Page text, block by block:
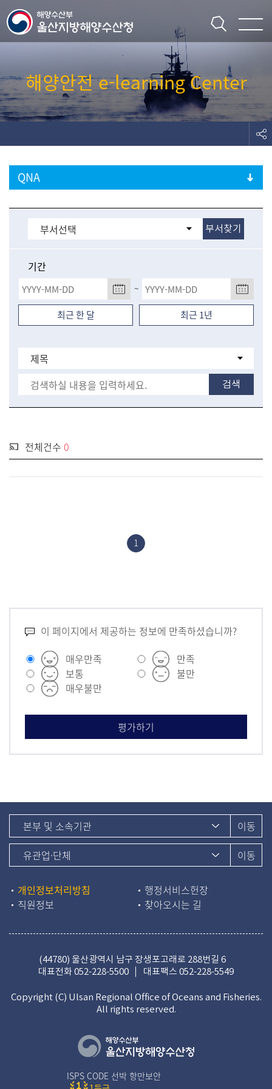
해양안전 e-learning Center
알림마당
오염
해양사고
기타
QNA
기간
~
최근 한 달 최근 1년
전체건수 0
1
이 페이지에서 제공하는 정보에 만족하셨습니까?
매우만족
만족
보통
불만
매우불만
ISPS CODE 선박 항만보안
개인정보처리방침
행정서비스헌장
직원정보
찾아오시는 길
(44780) 울산광역시 남구 장생포고래로 288번길 6
대표전화052-228-5500 대표팩스 052-228-5549
Copyright (C) Ulsan Regional Office of Oceans and Fisheries.
All rights reserved.